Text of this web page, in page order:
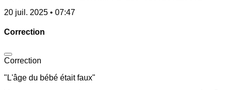
20 juil. 2025 • 07:47
Correction
Correction
"L'âge du bébé était faux"